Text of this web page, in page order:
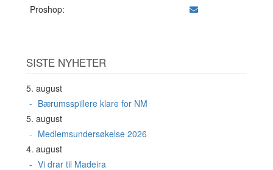
Proshop:
SISTE NYHETER
5. august
Bærumsspillere klare for NM
5. august
Medlemsundersøkelse 2026
4. august
Vi drar til Madeira